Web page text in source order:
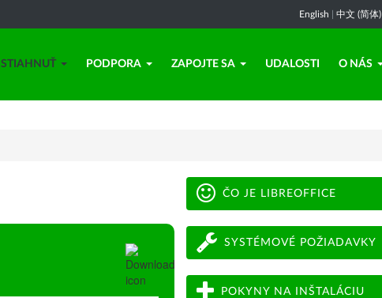
English 中文 (简体)
STIAHNUŤ PODPORA ZAPOJTE SA UDALOSTI O NÁS
ČO JE LIBREOFFICE
SYSTÉMOVÉ POŽIADAVKY
POKYNY NA INŠTALÁCIU